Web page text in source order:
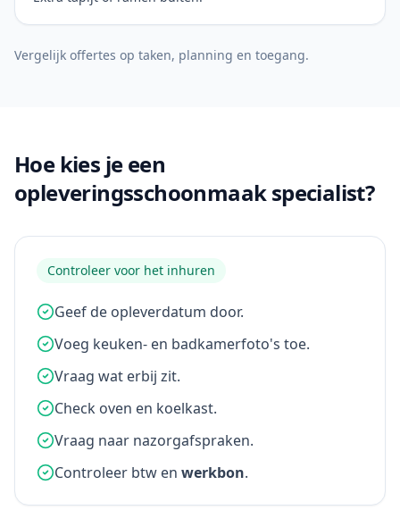
Vergelijk offertes op taken, planning en toegang.
Hoe kies je een
opleveringsschoonmaak specialist?
Controleer voor het inhuren
Geef de opleverdatum door.
Voeg keuken- en badkamerfoto's toe.
Vraag wat erbij zit.
Check oven en koelkast.
Vraag naar nazorgafspraken.
Controleer btw en werkbon.